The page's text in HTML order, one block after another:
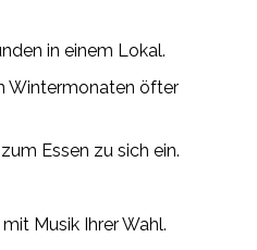
in einem Lokal.
Wintermonaten öfter
Essen zu sich ein.
Musik Ihrer Wahl.